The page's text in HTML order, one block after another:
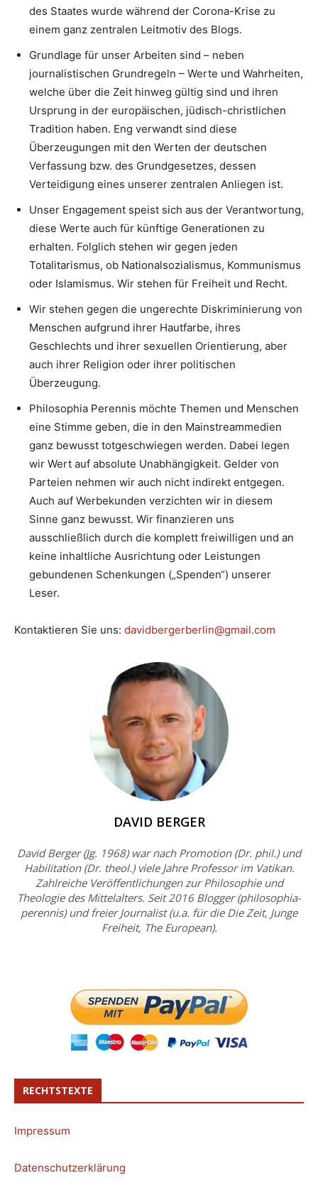
des Staates wurde während der Corona-Krise zu
einem ganz zentralen Leitmotiv des Blogs.
Grundlage für unser Arbeiten sind – neben
journalistischen Grundregeln – Werte und Wahrheiten,
welche über die Zeit hinweg gültig sind und ihren
Ursprung in der europäischen, jüdisch-christlichen
Tradition haben. Eng verwandt sind diese
Überzeugungen mit den Werten der deutschen
Verfassung bzw. des Grundgesetzes, dessen
Verteidigung eines unserer zentralen Anliegen ist.
Unser Engagement speist sich aus der Verantwortung,
diese Werte auch für künftige Generationen zu
erhalten. Folglich stehen wir gegen jeden
Totalitarismus, ob Nationalsozialismus, Kommunismus
oder Islamismus. Wir stehen für Freiheit und Recht.
Wir stehen gegen die ungerechte Diskriminierung von
Menschen aufgrund ihrer Hautfarbe, ihres
Geschlechts und ihrer sexuellen Orientierung, aber
auch ihrer Religion oder ihrer politischen
Überzeugung.
Philosophia Perennis möchte Themen und Menschen
eine Stimme geben, die in den Mainstreammedien
ganz bewusst totgeschwiegen werden. Dabei legen
wir Wert auf absolute Unabhängigkeit. Gelder von
Parteien nehmen wir auch nicht indirekt entgegen.
Auch auf Werbekunden verzichten wir in diesem
Sinne ganz bewusst. Wir finanzieren uns
ausschließlich durch die komplett freiwilligen und an
keine inhaltliche Ausrichtung oder Leistungen
gebundenen Schenkungen („Spenden“) unserer
Leser.
Kontaktieren Sie uns: davidbergerberlin@gmail.com
DAVID BERGER
David Berger (Jg. 1968) war nach Promotion (Dr. phil.) und
Habilitation (Dr. theol.) viele Jahre Professor im Vatikan.
Zahlreiche Veröffentlichungen zur Philosophie und
Theologie des Mittelalters. Seit 2016 Blogger (philosophia-
perennis) und freier Journalist (u.a. für die Die Zeit, Junge
Freiheit, The European).
RECHTSTEXTE
Impressum
Datenschutzerklärung